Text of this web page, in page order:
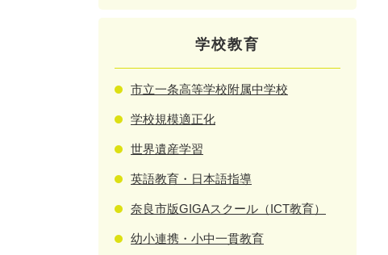
学校教育
市立一条高等学校附属中学校
学校規模適正化
世界遺産学習
英語教育・日本語指導
奈良市版GIGAスクール（ICT教育）
幼小連携・小中一貫教育